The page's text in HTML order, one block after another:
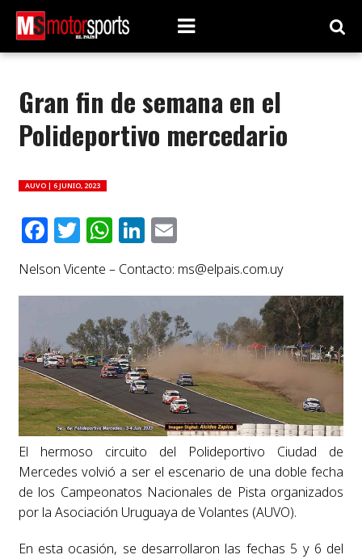
Gran fin de semana en el
Polideportivo mercedario
AUVO | 6 JUNIO, 2023
Facebook
Twitter
WhatsApp
LinkedIn
Email
Nelson Vicente – Contacto: ms@elpais.com.uy
El hermoso circuito del Polideportivo Ciudad de
Mercedes volvió a ser el escenario de una doble fecha
de los Campeonatos Nacionales de Pista organizados
por la Asociación Uruguaya de Volantes (AUVO).
En esta ocasión, se desarrollaron las fechas 5 y 6 del